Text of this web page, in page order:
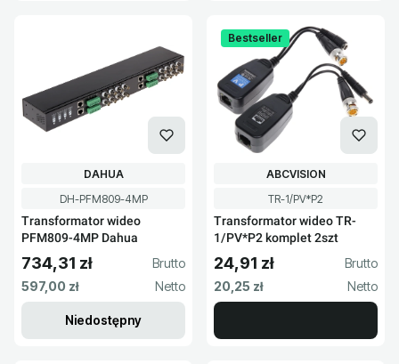
Kod produktu
DH-PFM809-4MP
Transformator wideo
PFM809-4MP Dahua
PRODUCENT
DAHUA
Cena brutto
734,31 zł
Cena netto
597,00 zł
Niedostępny
Bestseller
Kod produktu
TR-1/PV*P2
Transformator wideo TR-
1/PV*P2 komplet 2szt
PRODUCENT
ABCVISION
Cena brutto
24,91 zł
Cena netto
20,25 zł